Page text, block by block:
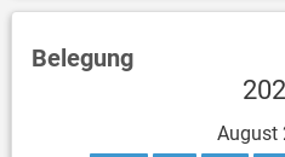
Belegung
August